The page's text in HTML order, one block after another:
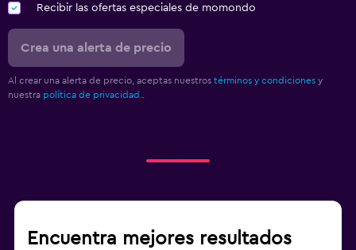
Recibir las ofertas especiales de momondo
Crea una alerta de precio
Al crear una alerta de precio, aceptas nuestros términos y condiciones y
nuestra política de privacidad..
Encuentra mejores resultados